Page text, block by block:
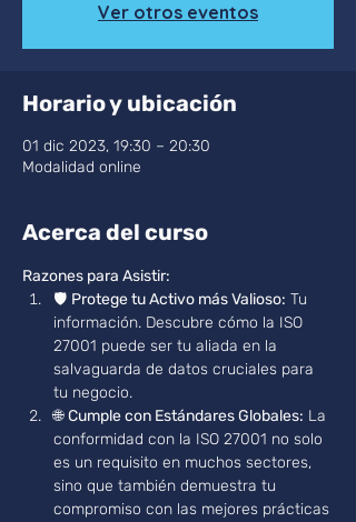
Ver otros eventos
Horario y ubicación
01 dic 2023, 19:30 – 20:30
Modalidad online
Acerca del curso
Razones para Asistir:
🛡️ Protege tu Activo más Valioso: Tu
información. Descubre cómo la ISO
27001 puede ser tu aliada en la
salvaguarda de datos cruciales para
tu negocio.
🌐 Cumple con Estándares Globales: La
conformidad con la ISO 27001 no solo
es un requisito en muchos sectores,
sino que también demuestra tu
compromiso con las mejores prácticas